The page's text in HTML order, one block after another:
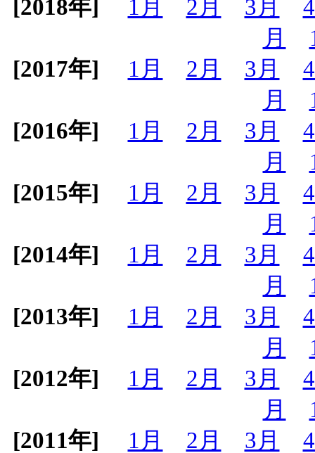
[2018年] 1月 2月 3月
月
[2017年]
1月 2月 3月
月
[2016年]
1月 2月 3月
月
[2015年]
1月 2月 3月
月
[2014年]
1月 2月 3月
月
[2013年]
1月 2月 3月
月
[2012年]
1月 2月 3月
月
[2011年]
1月 2月 3月